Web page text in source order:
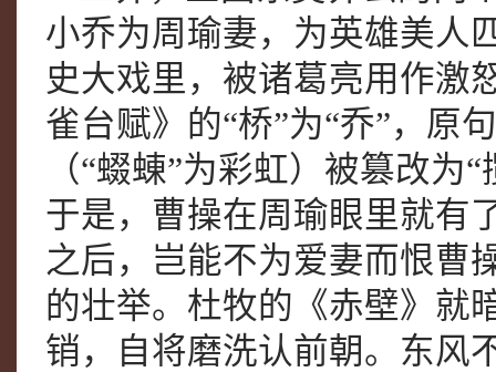
小乔为周瑜妻，为英雄美人
史大戏里，被诸葛亮用作激
雀台赋》的“桥”为“乔”，原
（“蝃蝀”为彩虹）被篡改为
于是，曹操在周瑜眼里就有
之后，岂能不为爱妻而恨曹
的壮举。杜牧的《赤壁》就
销，自将磨洗认前朝。东风